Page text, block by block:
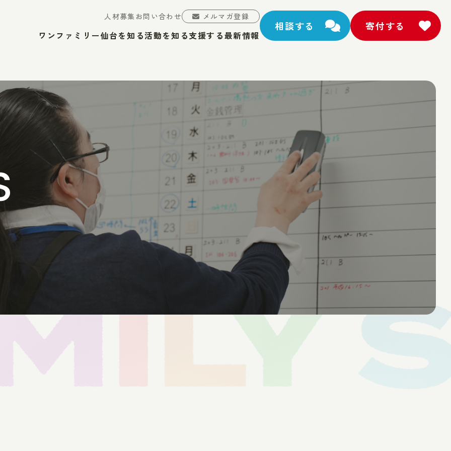
人材募集 お問い合わせ メルマガ登録
ワンファミリー仙台を知る活動を知る支援する最新情報
相談する 寄付する